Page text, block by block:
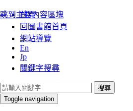
跳到主要內容區塊
:::
首頁
回圖書館首頁
網站導覽
En
Jp
關鍵字搜尋
搜尋
Toggle navigation